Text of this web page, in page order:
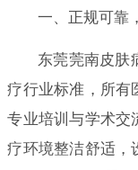
一、正规可靠
东莞莞南皮肤
疗行业标准，所有
专业培训与学术交
疗环境整洁舒适，